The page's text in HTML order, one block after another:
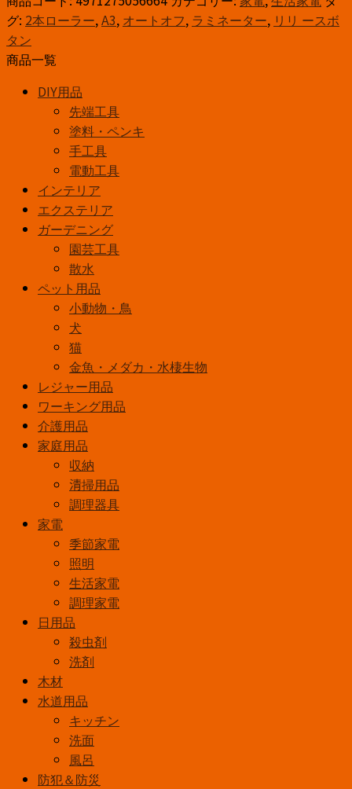
ナ
ル
ラ
ネ
サ
イ
ズ
LAM-
グ: 2本ローラー,A3, オートオフ, ラミネーター, リリ ースボ
タン
商品一覧
DIY用品
先端工具
塗料・ペンキ
手工具
電動工具
インテリア
エクステリア
ガーデニング
園芸工具
散水
ペット用品
小動物・鳥
犬
猫
金魚・メダカ・水棲生物
レジャー用品
ワーキング用品
介護用品
家庭用品
収納
清掃用品
調理器具
家電
季節家電
照明
生活家電
調理家電
日用品
殺虫剤
洗剤
木材
水道用品
キッチン
洗面
風呂
防犯＆防災